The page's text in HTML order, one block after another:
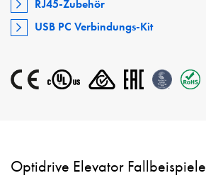
RJ45-Zubehör
USB PC Verbindungs-Kit
Optidrive Elevator Fallbeispiele